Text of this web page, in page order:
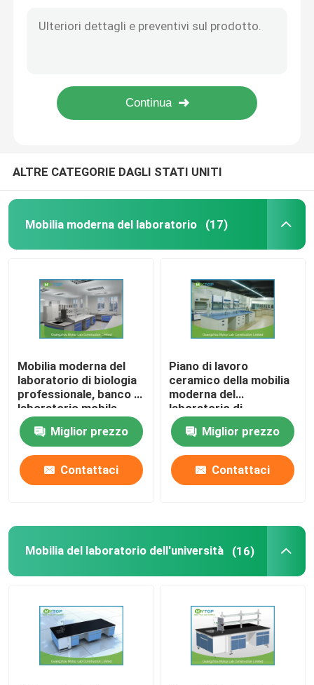
cappa di laboratorio
Governi di stoccaggio chimici del laboratorio
Governo di sicurezza biologico
Montaggi del laboratorio
ALTRE CATEGORIE DAGLI STATI UNITI
Mobilia moderna del laboratorio (17)
Mobilia moderna del
laboratorio di biologia
professionale, banco di
laboratorio mobile
Miglior prezzo
Contattaci
Piano di lavoro
ceramico della mobilia
moderna del
laboratorio di
resistenza della
corrosione per la
farmacia
Miglior prezzo
Contattaci
Mobilia del laboratorio dell'università (16)